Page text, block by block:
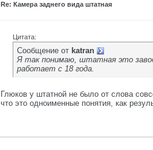
Re: Камера заднего вида штатная
Цитата:
Сообщение от katran
Я так понимаю, штатная это
работает с 18 года.
Глюков у штатной не было от слова
что это одноименные понятия, как